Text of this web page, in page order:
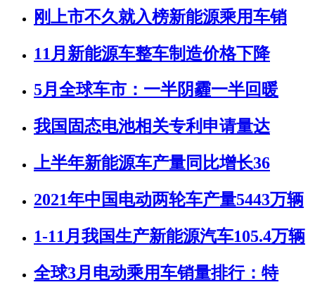
刚上市不久就入榜新能源乘用车销
11月新能源车整车制造价格下降
5月全球车市：一半阴霾一半回暖
我国固态电池相关专利申请量达
上半年新能源车产量同比增长36
2021年中国电动两轮车产量5443万辆
1-11月我国生产新能源汽车105.4万辆
全球3月电动乘用车销量排行：特